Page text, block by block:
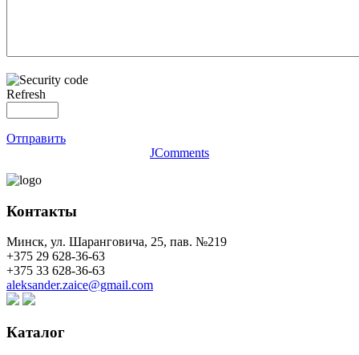
Refresh
Отправить
JComments
Контакты
Минск, ул. Шаранговича, 25, пав. №219
+375 29 628-36-63
+375 33 628-36-63
aleksander.zaice@gmail.com
Каталог